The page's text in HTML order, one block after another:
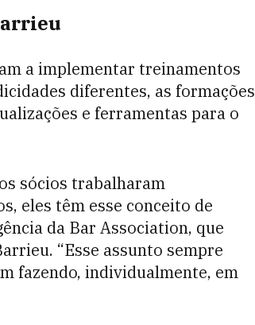
a implementar treinamentos
diferentes, as formações
e ferramentas para o
sócios trabalharam
eles têm esse conceito de
da Bar Association, que
“Esse assunto sempre
fazendo, individualmente, em